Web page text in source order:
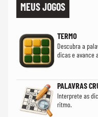
MEUS JOGOS
TERMO
Descubra a
dicas e avance
PALAVRAS
Interprete as
ritmo.